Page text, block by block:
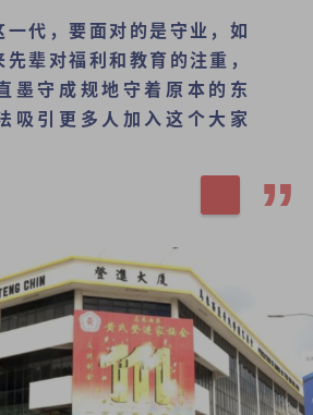
一代，要面对的是守业，如
辈对福利和教育的注重，
墨守成规地守着原本的东
吸引更多人加入这个大家